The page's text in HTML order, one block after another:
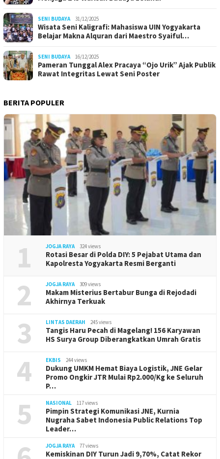
SENI BUDAYA 31/12/2025
Wisata Seni Kaligrafi: Mahasiswa UIN Yogyakarta
Belajar Makna Alquran dari Maestro Syaiful…
SENI BUDAYA 16/12/2025
Pameran Tunggal Alex Pracaya “Ojo Urik” Ajak Publik
Rawat Integritas Lewat Seni Poster
BERITA POPULER
1 JOGJA RAYA 324 views
Rotasi Besar di Polda DIY: 5 Pejabat Utama dan
Kapolresta Yogyakarta Resmi Berganti
2 JOGJA RAYA 309 views
Makam Misterius Bertabur Bunga di Rejodadi
Akhirnya Terkuak
3 LINTAS DAERAH 245 views
Tangis Haru Pecah di Magelang! 156 Karyawan
HS Surya Group Diberangkatkan Umrah Gratis
4 EKBIS 244 views
Dukung UMKM Hemat Biaya Logistik, JNE Gelar
Promo Ongkir JTR Mulai Rp2.000/Kg ke Seluruh
P…
5 NASIONAL 117 views
Pimpin Strategi Komunikasi JNE, Kurnia
Nugraha Sabet Indonesia Public Relations Top
Leader…
JOGJA RAYA 77 views
Kemiskinan DIY Turun Jadi 9,70%, Catat Rekor